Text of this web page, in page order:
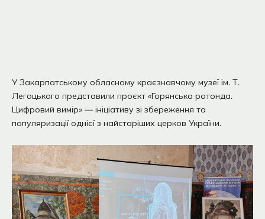
У Закарпатському обласному краєзнавчому музеї ім. Т.
Легоцького представили проєкт «Горянська ротонда.
Цифровий вимір» — ініціативу зі збереження та
популяризації однієї з найстаріших церков України.